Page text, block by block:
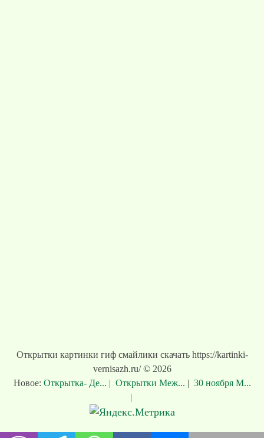
Открытки картинки гиф смайлики скачать https://kartinki-
vernisazh.ru/ © 2026
Новое: Открытка- Де... | Открытки Меж... | 30 ноября М...
|